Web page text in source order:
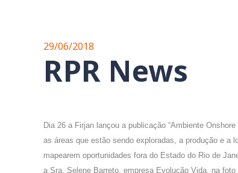
29/06/2018
RPR News
Dia 26 a Firjan lançou a publicação “Ambiente
as áreas que estão sendo exploradas, a produção e a
mapearem oportunidades fora do Estado do Rio de
a Sra. Selene Barreto, empresa Evolução Vida, na